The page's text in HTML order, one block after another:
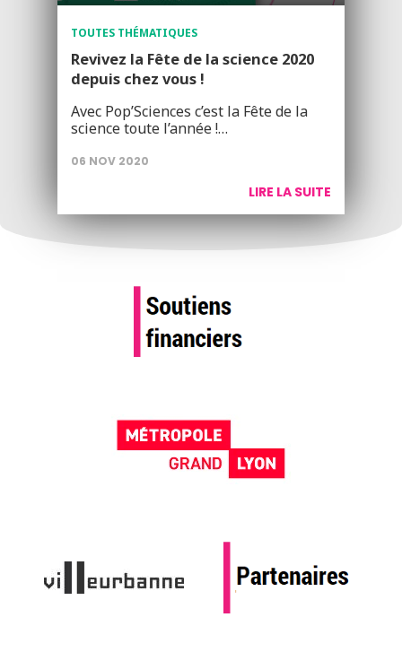
TOUTES THÉMATIQUES
Revivez la Fête de la science 2020
depuis chez vous !
Avec Pop’Sciences c’est la Fête de la
science toute l’année !…
06 NOV 2020
LIRE LA SUITE